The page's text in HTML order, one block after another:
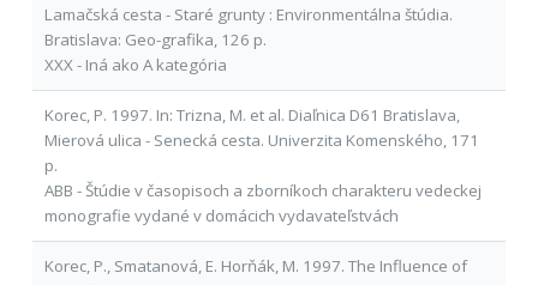
Lamačská cesta - Staré grunty : Environmentálna štúdia.
Bratislava: Geo-grafika, 126 p.
XXX - Iná ako A kategória
Korec, P. 1997. In: Trizna, M. et al. Diaľnica D61 Bratislava,
Mierová ulica - Senecká cesta. Univerzita Komenského, 171
p.
ABB - Štúdie v časopisoch a zborníkoch charakteru vedeckej
monografie vydané v domácich vydavateľstvách
Korec, P., Smatanová, E. Horňák, M. 1997. The Influence of